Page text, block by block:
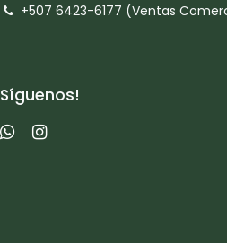
+507 6423-6177 (Ventas
Síguenos!